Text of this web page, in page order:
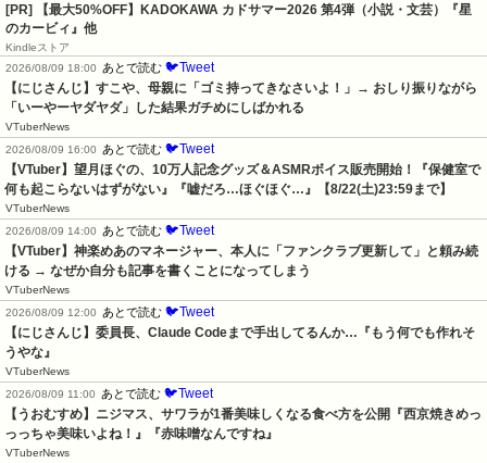
[PR]
【最大50%OFF】KADOKAWA カドサマー2026 第4弾（小説・文芸）『星
のカービィ』他
Kindleストア
2026/08/09 18:00
あとで読む 🐦Tweet
【にじさんじ】すこや、母親に「ゴミ持ってきなさいよ！」→ おしり振りながら
「いーやーヤダヤダ」した結果ガチめにしばかれる
VTuberNews
2026/08/09 16:00
あとで読む 🐦Tweet
【VTuber】望月ほぐの、10万人記念グッズ＆ASMRボイス販売開始！『保健室で
何も起こらないはずがない』『嘘だろ…ほぐほぐ…』【8/22(土)23:59まで】
VTuberNews
2026/08/09 14:00
あとで読む 🐦Tweet
【VTuber】神楽めあのマネージャー、本人に「ファンクラブ更新して」と頼み続
ける → なぜか自分も記事を書くことになってしまう
VTuberNews
2026/08/09 12:00
あとで読む 🐦Tweet
【にじさんじ】委員長、Claude Codeまで手出してるんか…『もう何でも作れそ
うやな』
VTuberNews
2026/08/09 11:00
あとで読む 🐦Tweet
【うおむすめ】ニジマス、サワラが1番美味しくなる食べ方を公開『西京焼きめっ
っっちゃ美味いよね！』『赤味噌なんですね』
VTuberNews